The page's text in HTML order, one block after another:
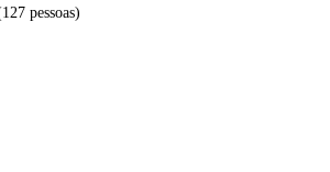
pessoas)